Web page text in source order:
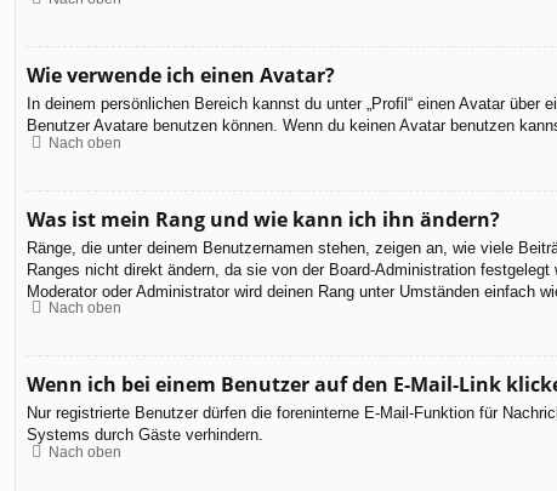
Wie verwende ich einen Avatar?
In deinem persönlichen Bereich kannst du unter „Profil“ einen Avatar
Benutzer Avatare benutzen können. Wenn du keinen Avatar benutzen
Nach oben
Was ist mein Rang und wie kann ich ihn ändern?
Ränge, die unter deinem Benutzernamen stehen, zeigen an, wie viele
Ranges nicht direkt ändern, da sie von der Board-Administration
Moderator oder Administrator wird deinen Rang unter Umständen einfach
Nach oben
Wenn ich bei einem Benutzer auf den E-Mail-Link
Nur registrierte Benutzer dürfen die foreninterne E-Mail-Funktion für
Systems durch Gäste verhindern.
Nach oben